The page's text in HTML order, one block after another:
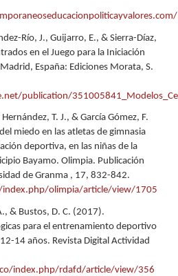
Río, J., Guijarro, E., & Sierra-Díaz,
en el Juego para la Iniciación
España: Ediciones Morata, S.
publication/
T. J., & García Gómez, F.
miedo en las atletas de gimnasia
deportiva, en las niñas de la
Bayamo. Olimpia. Publicación
de Granma , 17, 832-842.
olimpia/article/view/1705
& Bustos, D. C. (2017).
para el entrenamiento deportivo
14 años. Revista Digital Actividad
index.php/rdafd/article/view/356